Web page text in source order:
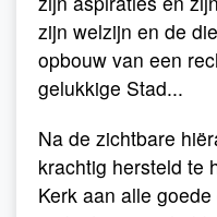
zijn welzijn en de
opbouw van een
gelukkige Stad...
Na de zichtbare
krachtig hersteld te
Kerk aan alle